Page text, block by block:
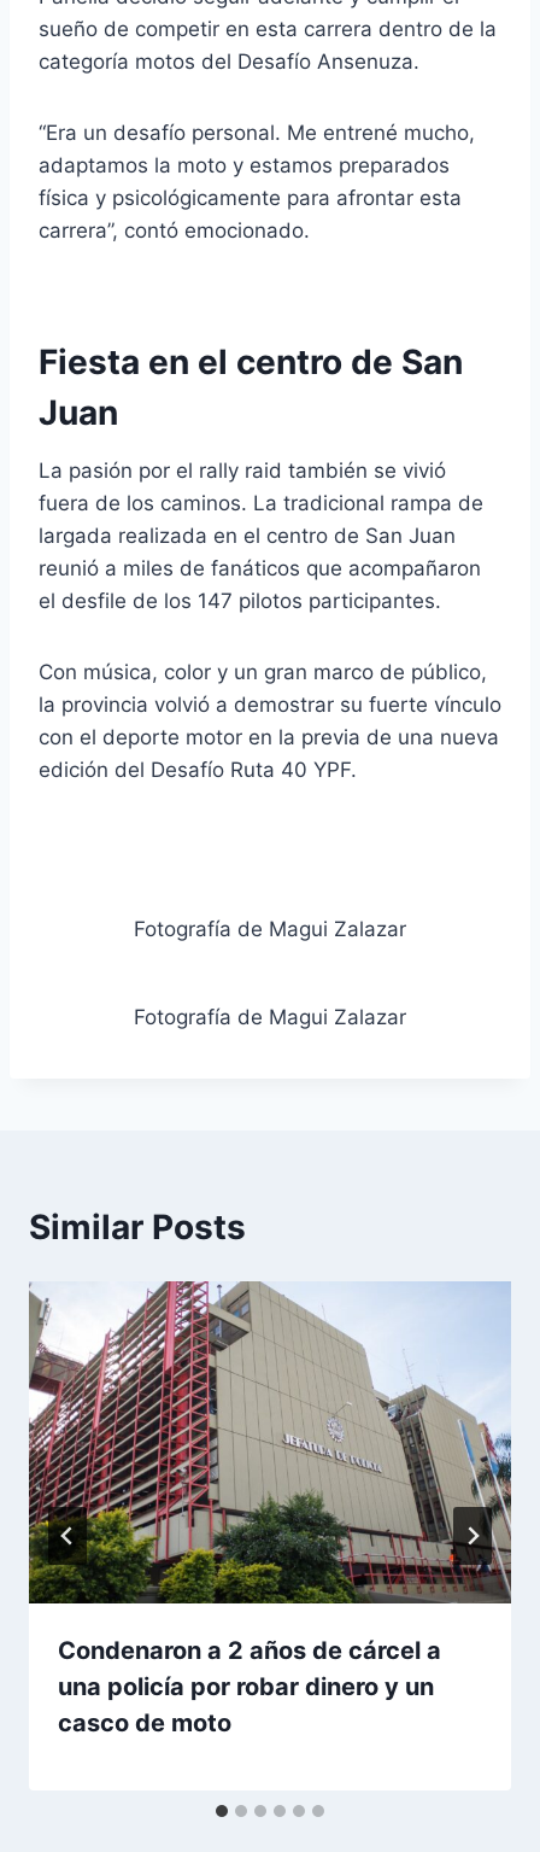
sueño de competir en esta carrera dentro de la
categoría motos del Desafío Ansenuza.
“Era un desafío personal. Me entrené mucho,
adaptamos la moto y estamos preparados
física y psicológicamente para afrontar esta
carrera”, contó emocionado.
Fiesta en el centro de San
Juan
La pasión por el rally raid también se vivió
fuera de los caminos. La tradicional rampa de
largada realizada en el centro de San Juan
reunió a miles de fanáticos que acompañaron
el desfile de los 147 pilotos participantes.
Con música, color y un gran marco de público,
la provincia volvió a demostrar su fuerte vínculo
con el deporte motor en la previa de una nueva
edición del Desafío Ruta 40 YPF.
Fotografía de Magui Zalazar
Fotografía de Magui Zalazar
Similar Posts
Condenaron a 2 años de cárcel a
una policía por robar dinero y un
casco de moto